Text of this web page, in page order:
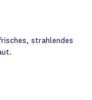
strahlendes